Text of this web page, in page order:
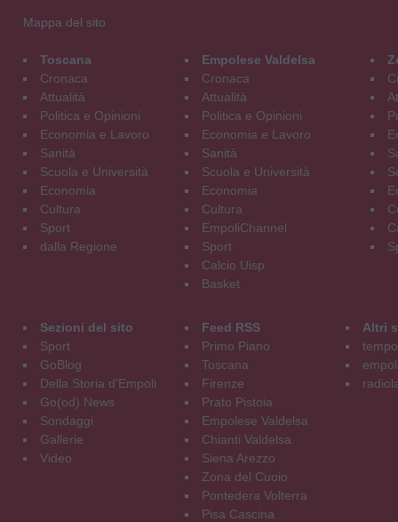
Mappa del sito
Toscana
Cronaca
Attualità
Politica e Opinioni
Economia e Lavoro
Sanità
Scuola e Università
Economia
Cultura
Sport
dalla Regione
Empolese Valdelsa
Cronaca
Attualità
Politica e Opinioni
Economia e Lavoro
Sanità
Scuola e Università
Economia
Cultura
EmpoliChannel
Sport
Calcio Uisp
Basket
Sezioni del sito
Sport
GoBlog
Della Storia d'Empoli
Go(od) News
Sondaggi
Gallerie
Video
Feed RSS
Primo Piano
Toscana
Firenze
Prato Pistoia
Empolese Valdelsa
Chianti Valdelsa
Siena Arezzo
Zona del Cuoio
Pontedera Volterra
Pisa Cascina
Altri